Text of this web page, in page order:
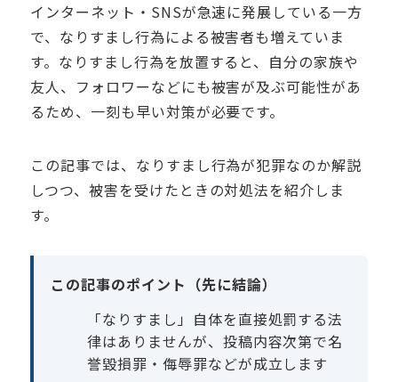
インターネット・SNSが急速に発展している一方
で、なりすまし行為による被害者も増えていま
す。なりすまし行為を放置すると、自分の家族や
友人、フォロワーなどにも被害が及ぶ可能性があ
るため、一刻も早い対策が必要です。
この記事では、なりすまし行為が犯罪なのか解説
しつつ、被害を受けたときの対処法を紹介しま
す。
この記事のポイント（先に結論）
「なりすまし」自体を直接処罰する法
律はありませんが、投稿内容次第で名
誉毀損罪・侮辱罪などが成立します